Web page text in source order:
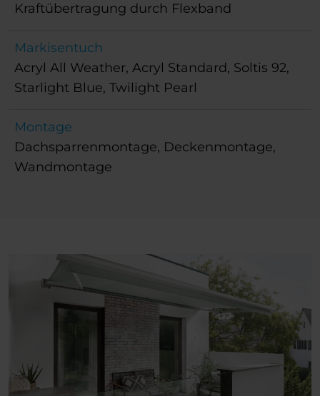
Kraftübertragung durch Flexband
Markisentuch
Acryl All Weather, Acryl Standard, Soltis 92,
Starlight Blue, Twilight Pearl
Montage
Dachsparrenmontage, Deckenmontage,
Wandmontage